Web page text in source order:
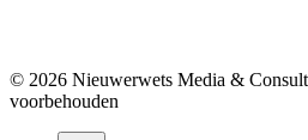
© 2026 Nieuwerwets Media &
voorbehouden